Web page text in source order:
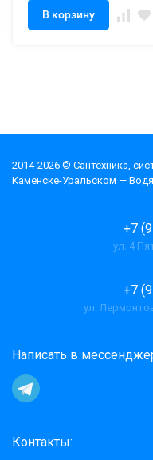
В корзину
2014-2026 © Cантехника,
Каменске-Уральском —
+7
ул. 4
+7
ул.
Написать в
Контакты: